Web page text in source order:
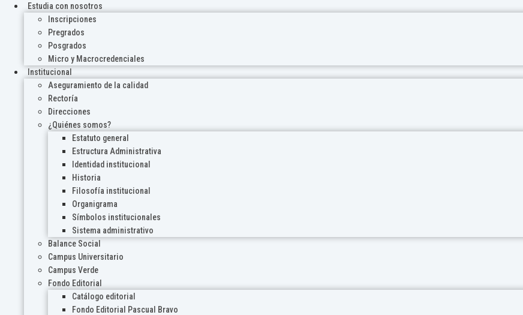
Estudia con nosotros
Inscripciones
Pregrados
Posgrados
Micro y Macrocredenciales
Institucional
Aseguramiento de la calidad
Rectoría
Direcciones
¿Quiénes somos?
Estatuto general
Estructura Administrativa
Identidad institucional
Historia
Filosofía institucional
Organigrama
Símbolos institucionales
Sistema administrativo
Balance Social
Campus Universitario
Campus Verde
Fondo Editorial
Catálogo editorial
Fondo Editorial Pascual Bravo